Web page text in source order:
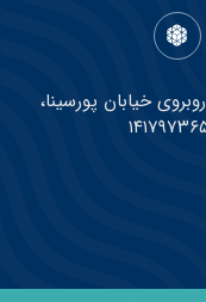
کشاورز، خیابان ۱۶ آذر، روبروی خیابان پورسینا،